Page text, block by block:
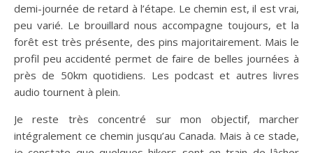
demi-journée de retard à l’étape. Le chemin est, il est vrai,
peu varié. Le brouillard nous accompagne toujours, et la
forêt est très présente, des pins majoritairement. Mais le
profil peu accidenté permet de faire de belles journées à
près de 50km quotidiens. Les podcast et autres livres
audio tournent à plein.
Je reste très concentré sur mon objectif, marcher
intégralement ce chemin jusqu’au Canada. Mais à ce stade,